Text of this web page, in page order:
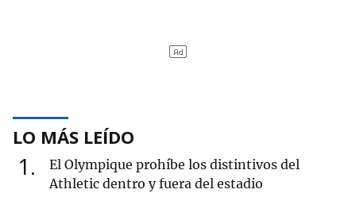
LO MÁS LEÍDO
1
El Olympique prohíbe los distintivos del
Athletic dentro y fuera del estadio